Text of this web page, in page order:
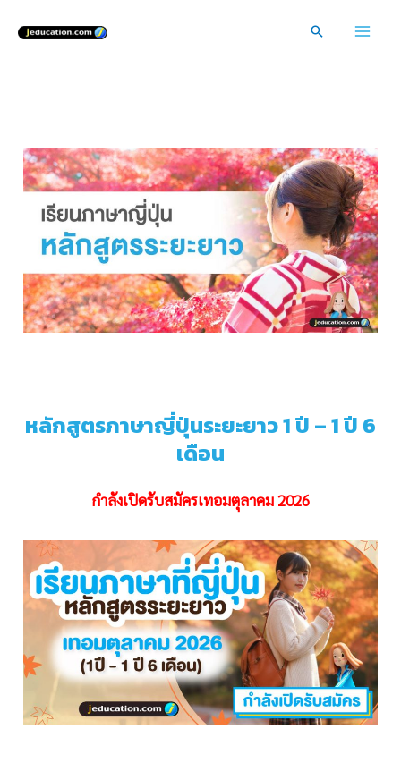
Search
หลักสูตรภาษาญี่ปุ่นระยะยาว 1 ปี – 1 ปี 6
เดือน
กำลังเปิดรับสมัครเทอมตุลาคม 2026